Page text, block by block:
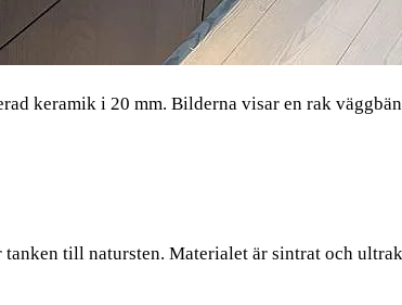
keramik i 20 mm. Bilderna visar en rak
till natursten. Materialet är sintrat och